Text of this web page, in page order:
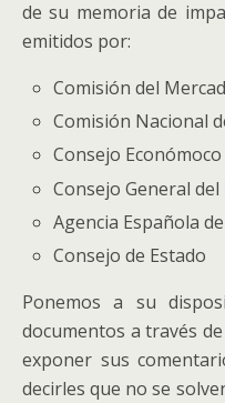
de su memoria de
emitidos por:
Comisión del
Comisión Nacional
Consejo Económoco
Consejo General del
Agencia Española
Consejo de Estado
Ponemos a su
documentos a través
exponer sus
decirles que no se